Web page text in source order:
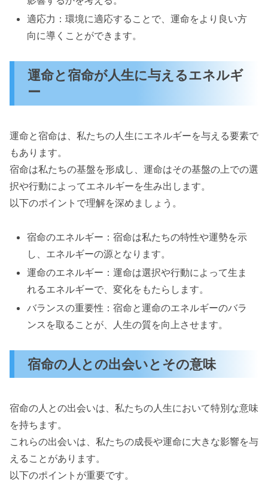
適応力：環境に適応することで、運命をより良い方
向に導くことができます。
運命と宿命が人生に与えるエネルギ
ー
運命と宿命は、私たちの人生にエネルギーを与える要素で
もあります。
宿命は私たちの基盤を形成し、運命はその基盤の上での選
択や行動によってエネルギーを生み出します。
以下のポイントで理解を深めましょう。
宿命のエネルギー：宿命は私たちの特性や運勢を示
し、エネルギーの源となります。
運命のエネルギー：運命は選択や行動によって生ま
れるエネルギーで、変化をもたらします。
バランスの重要性：宿命と運命のエネルギーのバラ
ンスを取ることが、人生の質を向上させます。
宿命の人との出会いとその意味
宿命の人との出会いは、私たちの人生において特別な意味
を持ちます。
これらの出会いは、私たちの成長や運命に大きな影響を与
えることがあります。
以下のポイントが重要です。